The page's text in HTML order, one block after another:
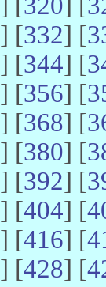
] [332] [
] [344] [
] [356] [
] [368] [
] [380] [
] [392] [
] [404] [
] [416] [
] [428] [